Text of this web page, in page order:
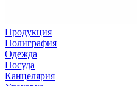
Продукция
Полиграфия
Одежда
Посуда
Канцелярия